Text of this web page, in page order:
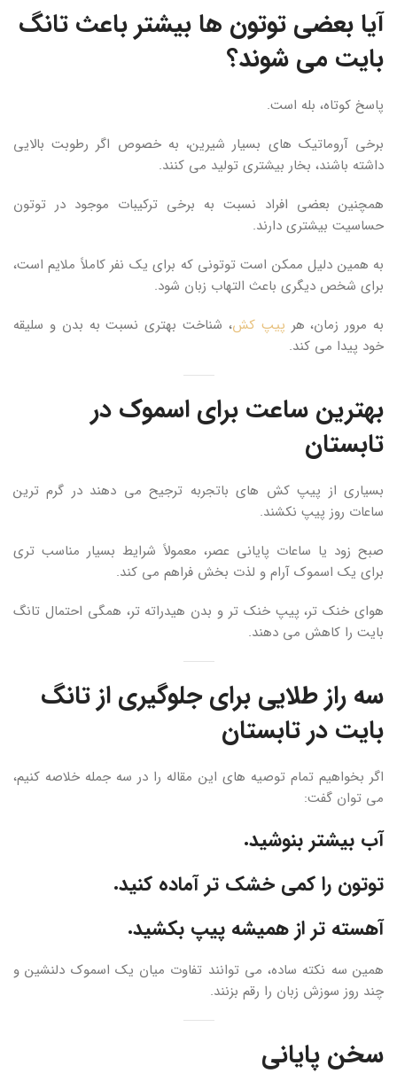
آیا بعضی توتون ها بیشتر باعث تانگ
بایت می شوند؟
پاسخ کوتاه، بله است.
برخی آروماتیک های بسیار شیرین، به خصوص اگر رطوبت بالایی
داشته باشند، بخار بیشتری تولید می کنند.
همچنین بعضی افراد نسبت به برخی ترکیبات موجود در توتون
حساسیت بیشتری دارند.
به همین دلیل ممکن است توتونی که برای یک نفر کاملاً ملایم است،
برای شخص دیگری باعث التهاب زبان شود.
به مرور زمان، هر پیپ کش، شناخت بهتری نسبت به بدن و سلیقه
خود پیدا می کند.
بهترین ساعت برای اسموک در
تابستان
بسیاری از پیپ کش های باتجربه ترجیح می دهند در گرم ترین
ساعات روز پیپ نکشند.
صبح زود یا ساعات پایانی عصر، معمولاً شرایط بسیار مناسب تری
برای یک اسموک آرام و لذت بخش فراهم می کند.
هوای خنک تر، پیپ خنک تر و بدن هیدراته تر، همگی احتمال تانگ
بایت را کاهش می دهند.
سه راز طلایی برای جلوگیری از تانگ
بایت در تابستان
اگر بخواهیم تمام توصیه های این مقاله را در سه جمله خلاصه کنیم،
می توان گفت:
آب بیشتر بنوشید.
توتون را کمی خشک تر آماده کنید.
آهسته تر از همیشه پیپ بکشید.
همین سه نکته ساده، می توانند تفاوت میان یک اسموک دلنشین و
چند روز سوزش زبان را رقم بزنند.
سخن پایانی